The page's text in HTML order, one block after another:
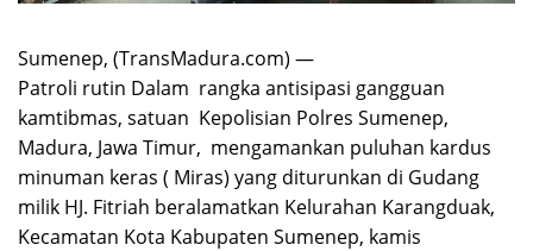
Sumenep, (TransMadura.com) —
Patroli rutin Dalam rangka antisipasi gangguan
kamtibmas, satuan Kepolisian Polres Sumenep,
Madura, Jawa Timur, mengamankan puluhan kardus
minuman keras ( Miras) yang diturunkan di Gudang
milik HJ. Fitriah beralamatkan Kelurahan Karangduak,
Kecamatan Kota Kabupaten Sumenep, kamis